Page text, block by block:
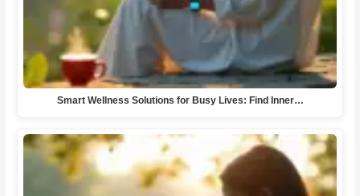
Smart Wellness Solutions for Busy Lives: Find Inner…